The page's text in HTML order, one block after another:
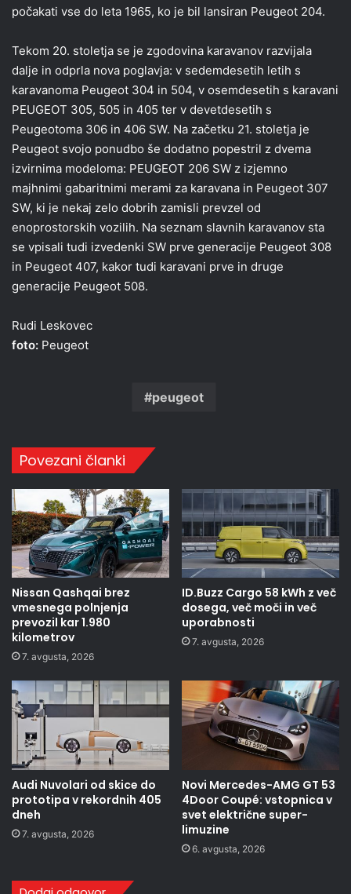
počakati vse do leta 1965, ko je bil lansiran Peugeot 204.
Tekom 20. stoletja se je zgodovina karavanov razvijala
dalje in odprla nova poglavja: v sedemdesetih letih s
karavanoma Peugeot 304 in 504, v osemdesetih s karavani
PEUGEOT 305, 505 in 405 ter v devetdesetih s
Peugeotoma 306 in 406 SW. Na začetku 21. stoletja je
Peugeot svojo ponudbo še dodatno popestril z dvema
izvirnima modeloma: PEUGEOT 206 SW z izjemno
majhnimi gabaritnimi merami za karavana in Peugeot 307
SW, ki je nekaj zelo dobrih zamisli prevzel od
enoprostorskih vozilih. Na seznam slavnih karavanov sta
se vpisali tudi izvedenki SW prve generacije Peugeot 308
in Peugeot 407, kakor tudi karavani prve in druge
generacije Peugeot 508.
Rudi Leskovec
foto: Peugeot
peugeot
Povezani članki
Nissan Qashqai brez
vmesnega polnjenja
prevozil kar 1.980
kilometrov
7. avgusta, 2026
ID.Buzz Cargo 58 kWh z več
dosega, več moči in več
uporabnosti
7. avgusta, 2026
Audi Nuvolari od skice do
prototipa v rekordnih 405
dneh
7. avgusta, 2026
Novi Mercedes-AMG GT 53
4Door Coupé: vstopnica v
svet električne super-
limuzine
6. avgusta, 2026